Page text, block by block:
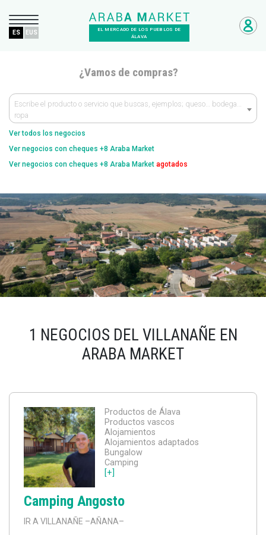
EL MERCADO DE LOS PUEBLOS DE
ÁLAVA
ES EUS
¿Vamos de compras?
Escribe el producto o servicio que buscas, ejemplos; queso… bodega…
ropa
Ver todos los negocios
Ver negocios con cheques +8 Araba Market
Ver negocios con cheques +8 Araba Market agotados
1 NEGOCIOS DEL VILLANAÑE EN
ARABA MARKET
Productos de Álava
Productos vascos
Alojamientos
Alojamientos adaptados
Bungalow
Camping
[+]
Camping Angosto
IR A VILLANAÑE –AÑANA–